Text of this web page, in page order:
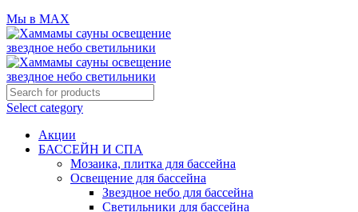
Мы в MAX
Select category
Акции
БАССЕЙН И СПА
Мозаика, плитка для бассейна
Освещение для бассейна
Звездное небо для бассейна
Светильники для бассейна